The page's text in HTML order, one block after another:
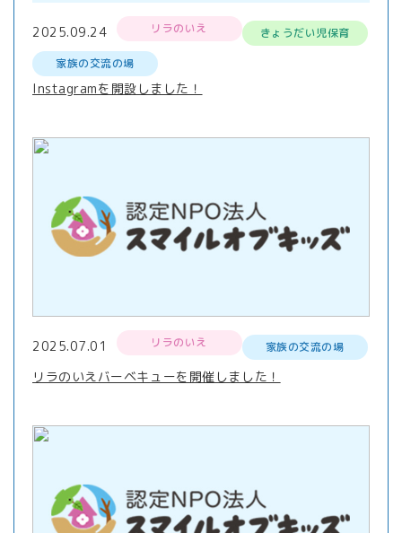
2025.09.24 リラのいえ
きょうだい児保育
家族の交流の場
Instagramを開設しました！
2025.07.01 リラのいえ 家族の交流の場
リラのいえバーベキューを開催しました！